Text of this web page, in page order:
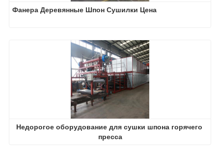
Фанера Деревянные Шпон Сушилки Цена
Недорогое оборудование для сушки шпона горячего
пресса